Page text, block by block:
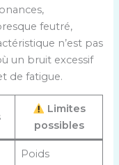
feutré,
n’est pas
un bruit excessif
de fatigue.
Limites
possibles
Poids